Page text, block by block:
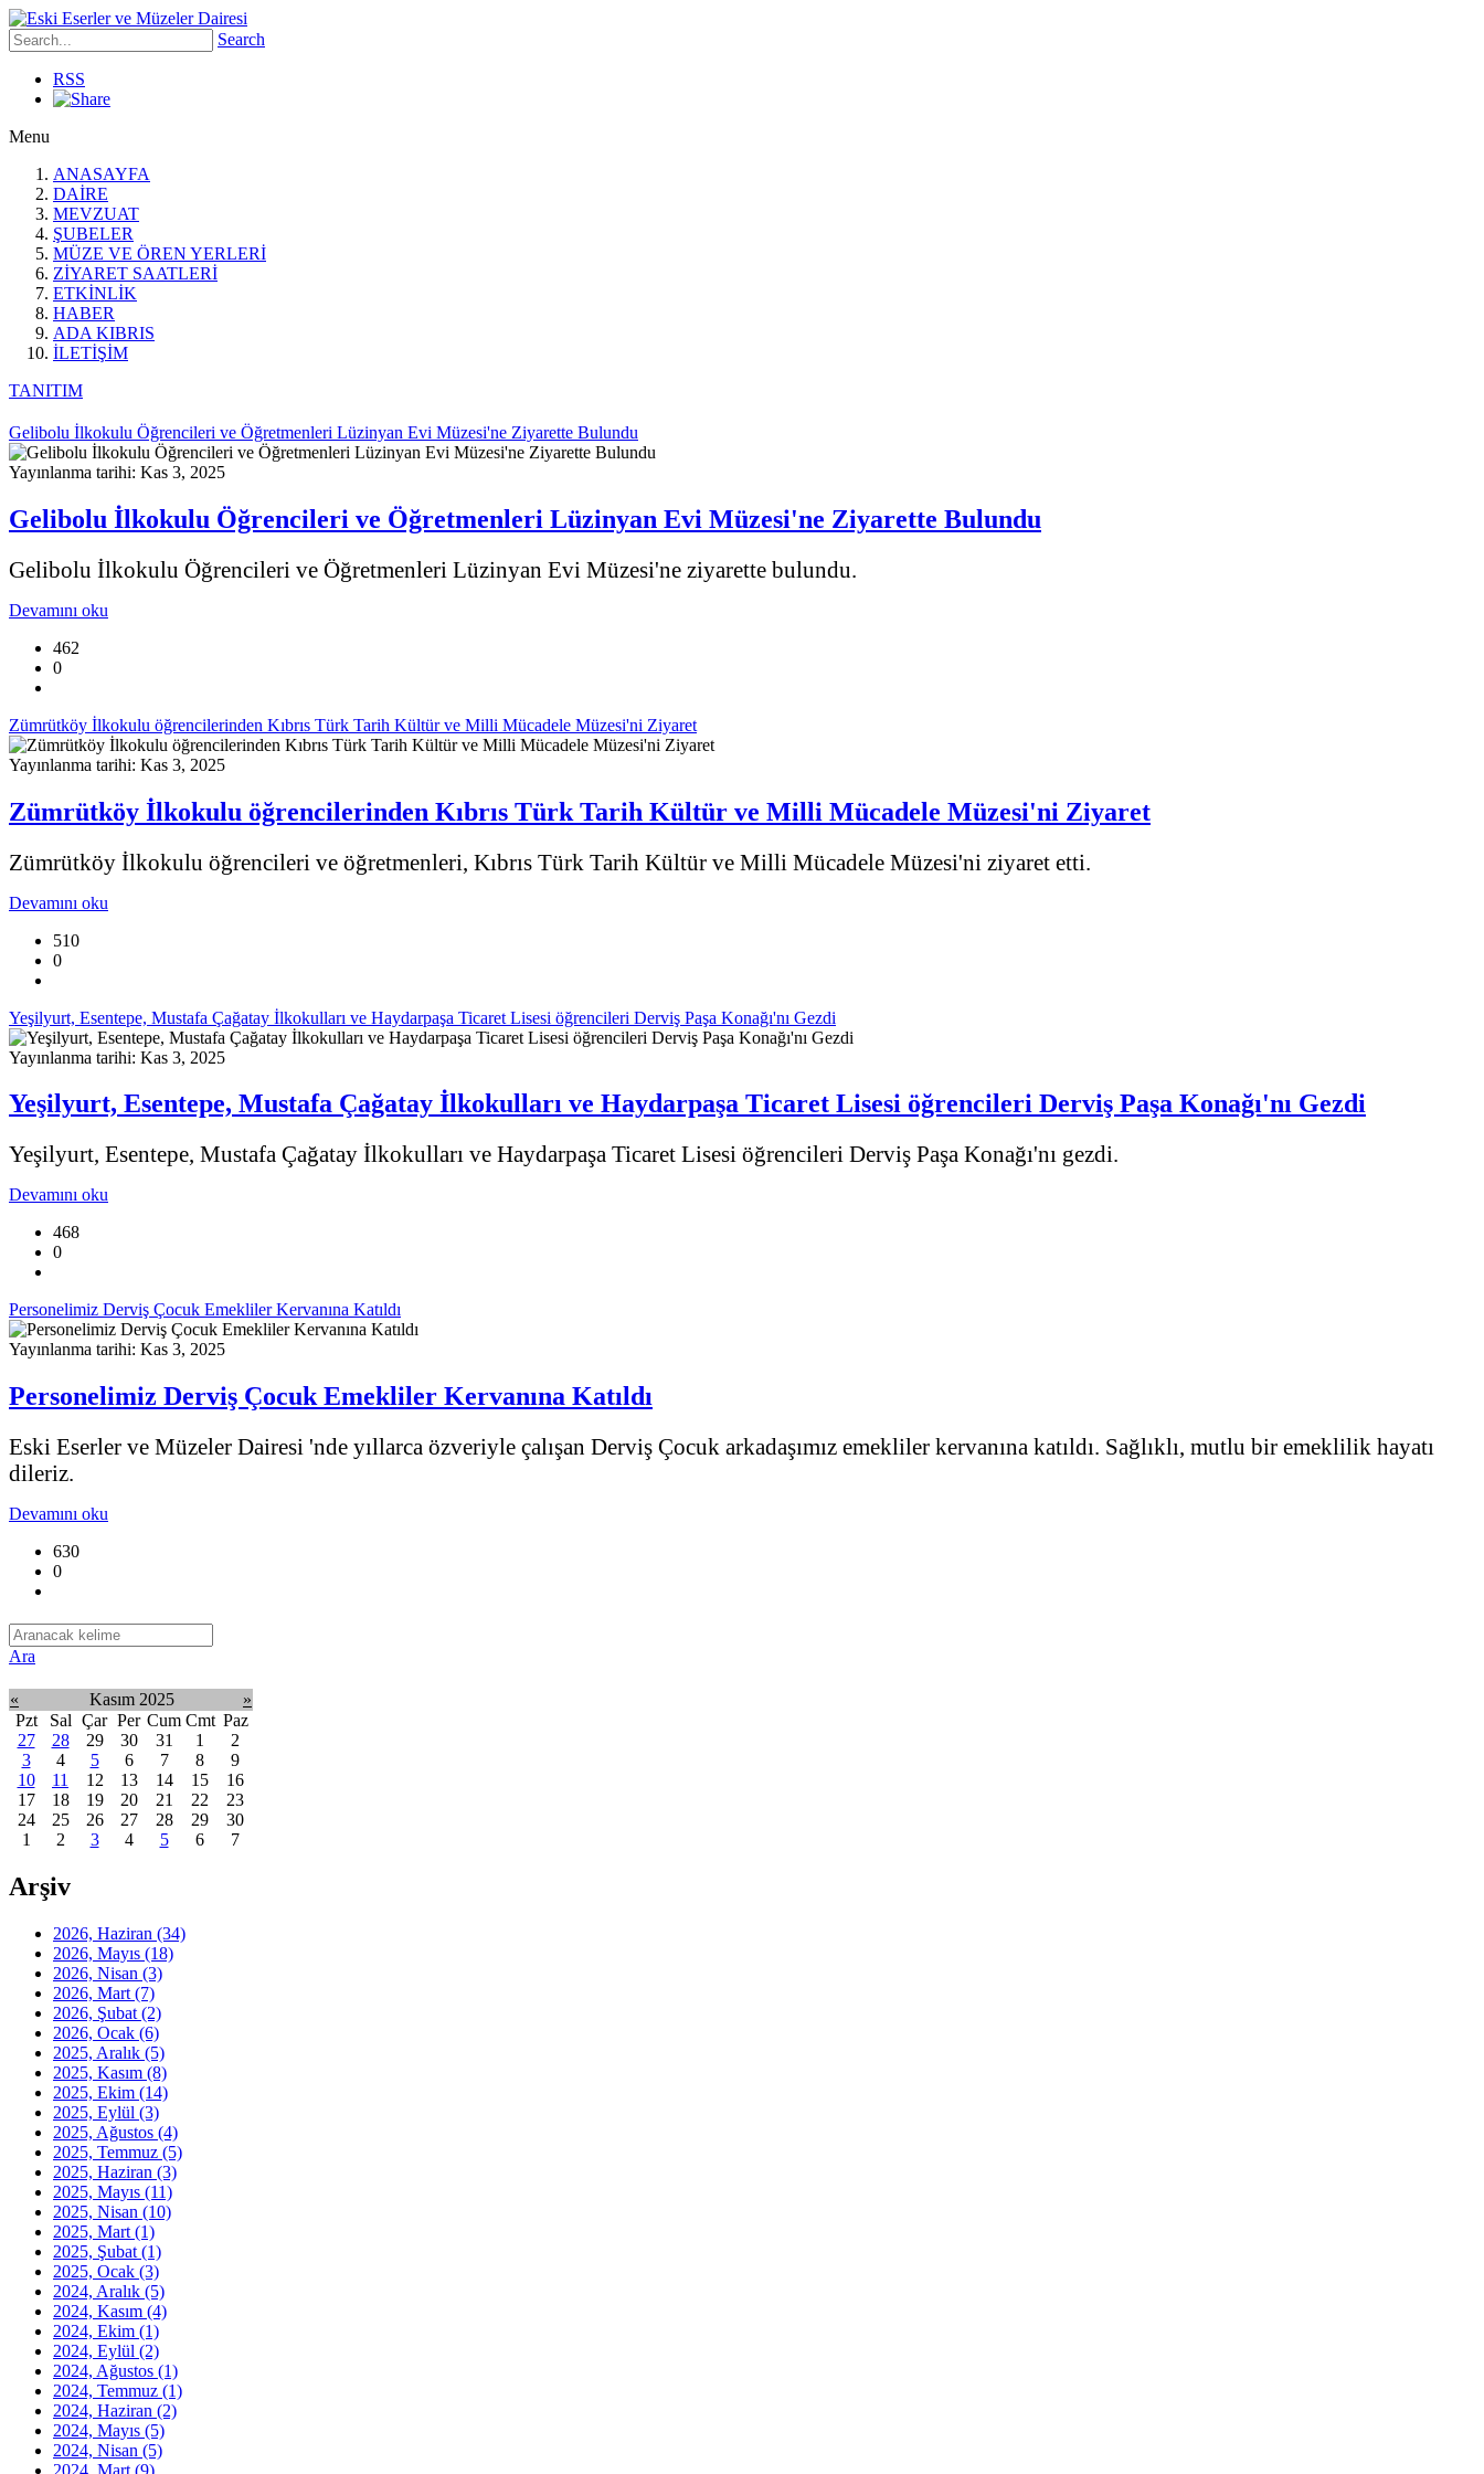
Search
RSS
Menu
ANASAYFA
DAİRE
MEVZUAT
ŞUBELER
MÜZE VE ÖREN YERLERİ
ZİYARET SAATLERİ
ETKİNLİK
HABER
ADA KIBRIS
İLETİŞİM
TANITIM
Gelibolu İlkokulu Öğrencileri ve Öğretmenleri Lüzinyan Evi Müzesi'ne Ziyarette Bulundu
Yayınlanma tarihi: Kas 3, 2025
Gelibolu İlkokulu Öğrencileri ve Öğretmenleri Lüzinyan Evi Müzesi'ne Ziyarette Bulundu
Gelibolu İlkokulu Öğrencileri ve Öğretmenleri Lüzinyan Evi Müzesi'ne ziyarette bulundu.
Devamını oku
462
0
Zümrütköy İlkokulu öğrencilerinden Kıbrıs Türk Tarih Kültür ve Milli Mücadele Müzesi'ni Ziyaret
Yayınlanma tarihi: Kas 3, 2025
Zümrütköy İlkokulu öğrencilerinden Kıbrıs Türk Tarih Kültür ve Milli Mücadele Müzesi'ni Ziyaret
Zümrütköy İlkokulu öğrencileri ve öğretmenleri, Kıbrıs Türk Tarih Kültür ve Milli Mücadele Müzesi'ni ziyaret etti.
Devamını oku
510
0
Yeşilyurt, Esentepe, Mustafa Çağatay İlkokulları ve Haydarpaşa Ticaret Lisesi öğrencileri Derviş Paşa Konağı'nı Gezdi
Yayınlanma tarihi: Kas 3, 2025
Yeşilyurt, Esentepe, Mustafa Çağatay İlkokulları ve Haydarpaşa Ticaret Lisesi öğrencileri Derviş Paşa Konağı'nı Gezdi
Yeşilyurt, Esentepe, Mustafa Çağatay İlkokulları ve Haydarpaşa Ticaret Lisesi öğrencileri Derviş Paşa Konağı'nı gezdi.
Devamını oku
468
0
Personelimiz Derviş Çocuk Emekliler Kervanına Katıldı
Yayınlanma tarihi: Kas 3, 2025
Personelimiz Derviş Çocuk Emekliler Kervanına Katıldı
Eski Eserler ve Müzeler Dairesi 'nde yıllarca özveriyle çalışan Derviş Çocuk arkadaşımız emekliler kervanına katıldı. Sağlıklı, mutlu bir emeklilik hayatı
dileriz.
Devamını oku
630
0
Ara
« Kasım 2025
»
Pzt
Sal Çar Per Cum Cmt Paz
27
28 29 30 31 1
2
3
4 5 6 7 8
9
10
11 12 13 14 15
16
17
18 19 20 21 22
23
24
25 26 27 28 29
30
1
2 3 4 5 6 7
Arşiv
2026, Haziran (34)
2026, Mayıs (18)
2026, Nisan (3)
2026, Mart (7)
2026, Şubat (2)
2026, Ocak (6)
2025, Aralık (5)
2025, Kasım (8)
2025, Ekim (14)
2025, Eylül (3)
2025, Ağustos (4)
2025, Temmuz (5)
2025, Haziran (3)
2025, Mayıs (11)
2025, Nisan (10)
2025, Mart (1)
2025, Şubat (1)
2025, Ocak (3)
2024, Aralık (5)
2024, Kasım (4)
2024, Ekim (1)
2024, Eylül (2)
2024, Ağustos (1)
2024, Temmuz (1)
2024, Haziran (2)
2024, Mayıs (5)
2024, Nisan (5)
2024, Mart (9)